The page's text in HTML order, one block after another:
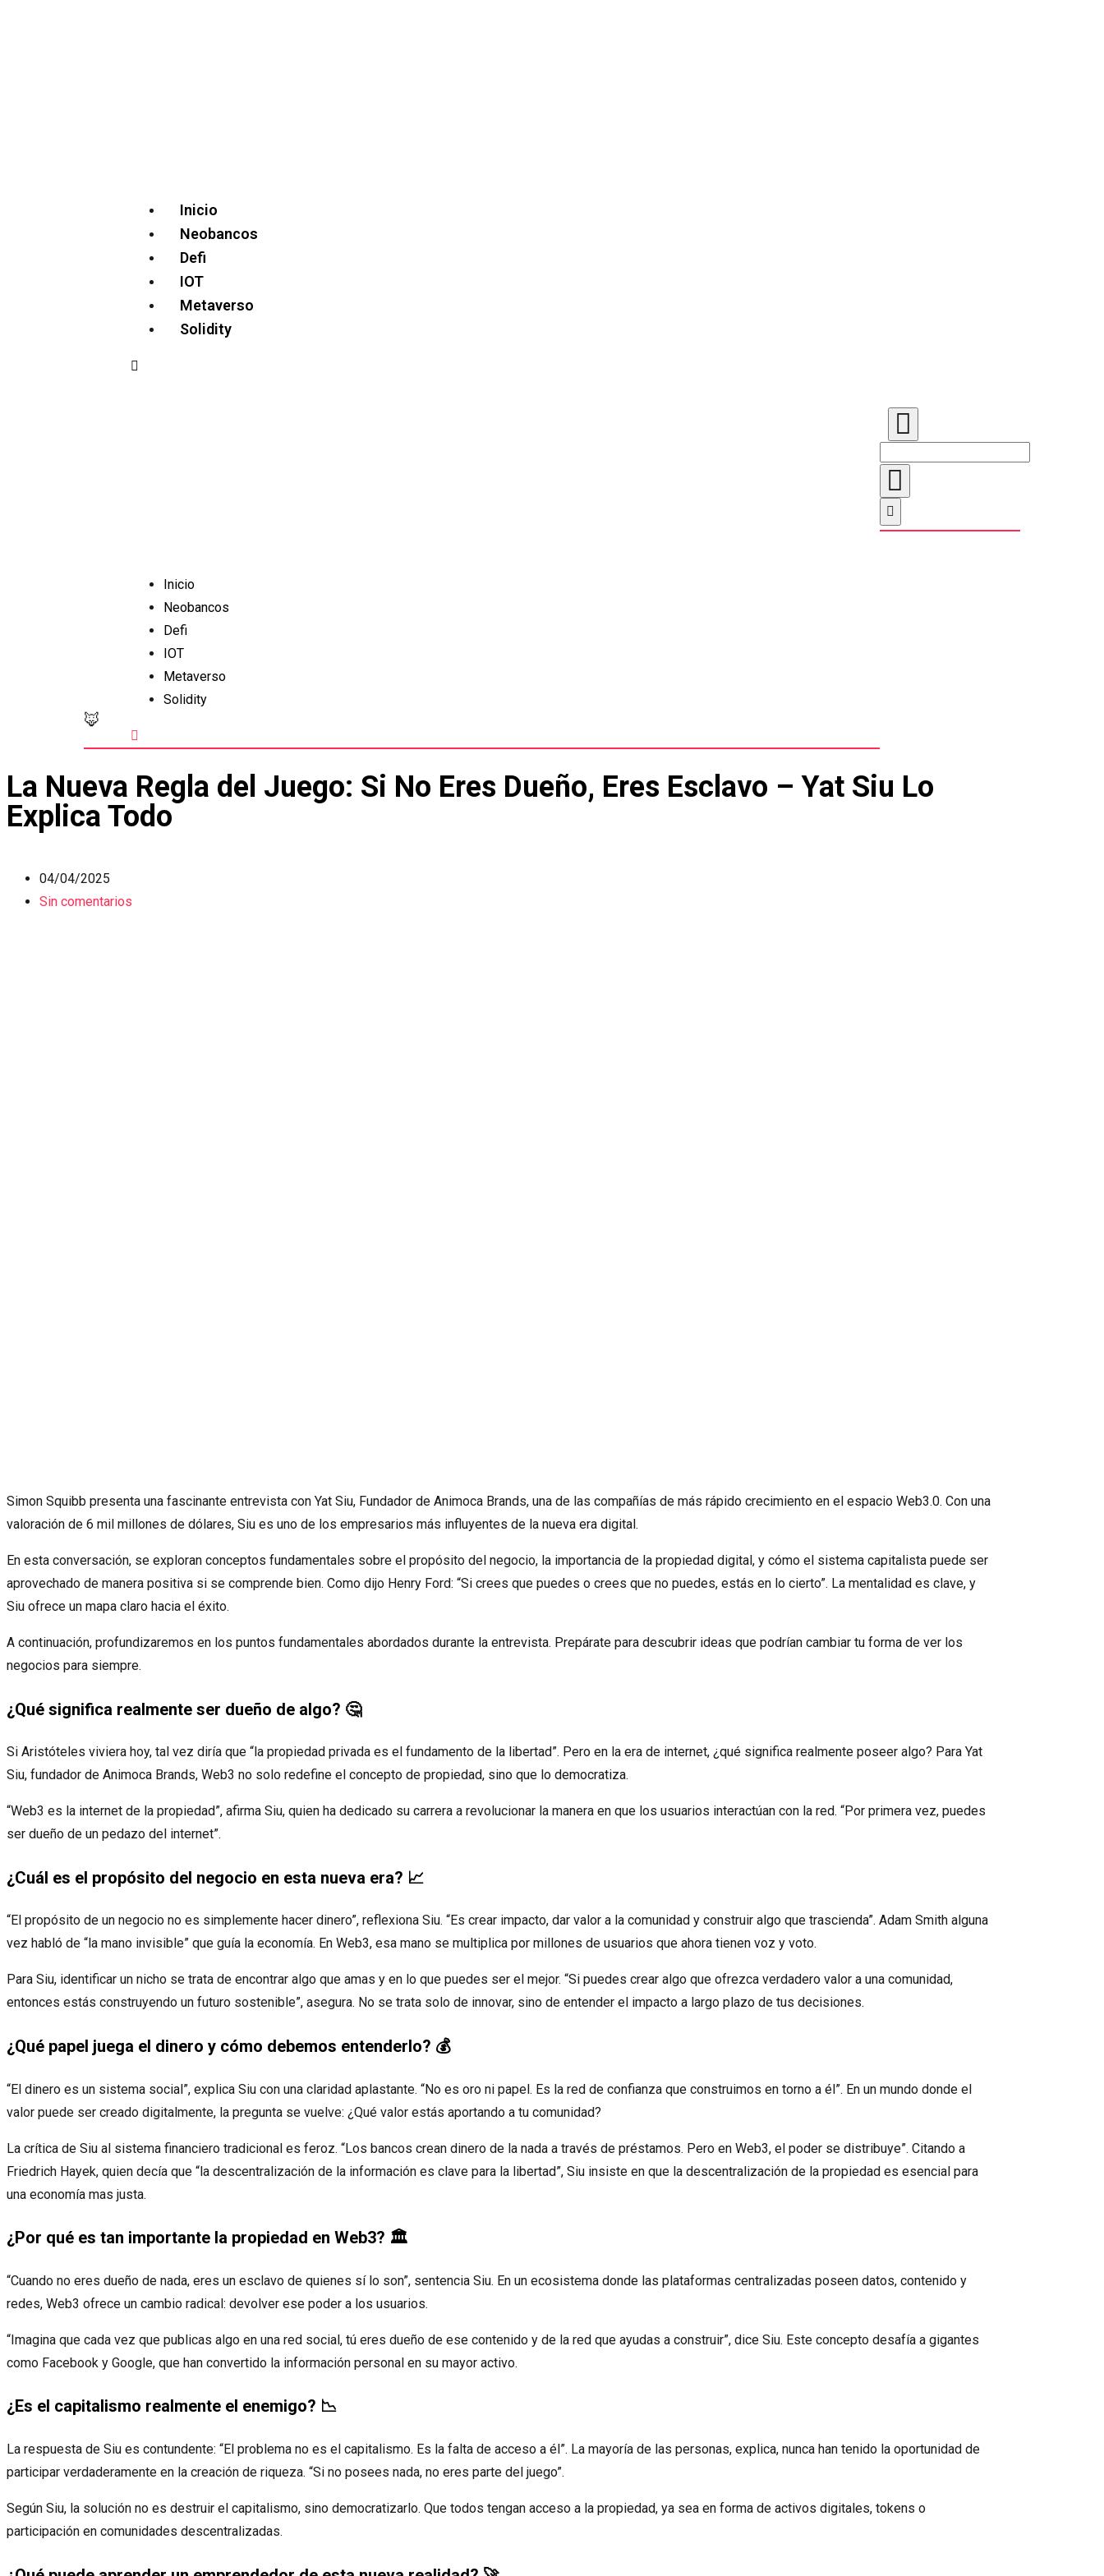
🦊
Inicio
Neobancos
Defi
IOT
Metaverso
Solidity
Inicio
Neobancos
Defi
IOT
Metaverso
Solidity
La Nueva Regla del Juego: Si No Eres Dueño, Eres Esclavo – Yat Siu Lo
Explica Todo
04/04/2025
Sin comentarios
Simon Squibb presenta una fascinante entrevista con Yat Siu, Fundador de Animoca Brands, una de las compañías de más rápido crecimiento en el espacio Web3.0. Con una
valoración de 6 mil millones de dólares, Siu es uno de los empresarios más influyentes de la nueva era digital.
En esta conversación, se exploran conceptos fundamentales sobre el propósito del negocio, la importancia de la propiedad digital, y cómo el sistema capitalista puede ser
aprovechado de manera positiva si se comprende bien. Como dijo Henry Ford: “Si crees que puedes o crees que no puedes, estás en lo cierto”. La mentalidad es clave, y
Siu ofrece un mapa claro hacia el éxito.
A continuación, profundizaremos en los puntos fundamentales abordados durante la entrevista. Prepárate para descubrir ideas que podrían cambiar tu forma de ver los
negocios para siempre.
¿Qué significa realmente ser dueño de algo? 🤔
Si Aristóteles viviera hoy, tal vez diría que “la propiedad privada es el fundamento de la libertad”. Pero en la era de internet, ¿qué significa realmente poseer algo? Para Yat
Siu, fundador de Animoca Brands, Web3 no solo redefine el concepto de propiedad, sino que lo democratiza.
“Web3 es la internet de la propiedad”, afirma Siu, quien ha dedicado su carrera a revolucionar la manera en que los usuarios interactúan con la red. “Por primera vez, puedes
ser dueño de un pedazo del internet”.
¿Cuál es el propósito del negocio en esta nueva era? 📈
“El propósito de un negocio no es simplemente hacer dinero”, reflexiona Siu. “Es crear impacto, dar valor a la comunidad y construir algo que trascienda”. Adam Smith alguna
vez habló de “la mano invisible” que guía la economía. En Web3, esa mano se multiplica por millones de usuarios que ahora tienen voz y voto.
Para Siu, identificar un nicho se trata de encontrar algo que amas y en lo que puedes ser el mejor. “Si puedes crear algo que ofrezca verdadero valor a una comunidad,
entonces estás construyendo un futuro sostenible”, asegura. No se trata solo de innovar, sino de entender el impacto a largo plazo de tus decisiones.
¿Qué papel juega el dinero y cómo debemos entenderlo? 💰
“El dinero es un sistema social”, explica Siu con una claridad aplastante. “No es oro ni papel. Es la red de confianza que construimos en torno a él”. En un mundo donde el
valor puede ser creado digitalmente, la pregunta se vuelve: ¿Qué valor estás aportando a tu comunidad?
La crítica de Siu al sistema financiero tradicional es feroz. “Los bancos crean dinero de la nada a través de préstamos. Pero en Web3, el poder se distribuye”. Citando a
Friedrich Hayek, quien decía que “la descentralización de la información es clave para la libertad”, Siu insiste en que la descentralización de la propiedad es esencial para
una economía mas justa.
¿Por qué es tan importante la propiedad en Web3? 🏛️
“Cuando no eres dueño de nada, eres un esclavo de quienes sí lo son”, sentencia Siu. En un ecosistema donde las plataformas centralizadas poseen datos, contenido y
redes, Web3 ofrece un cambio radical: devolver ese poder a los usuarios.
“Imagina que cada vez que publicas algo en una red social, tú eres dueño de ese contenido y de la red que ayudas a construir”, dice Siu. Este concepto desafía a gigantes
como Facebook y Google, que han convertido la información personal en su mayor activo.
¿Es el capitalismo realmente el enemigo? 📉
La respuesta de Siu es contundente: “El problema no es el capitalismo. Es la falta de acceso a él”. La mayoría de las personas, explica, nunca han tenido la oportunidad de
participar verdaderamente en la creación de riqueza. “Si no posees nada, no eres parte del juego”.
Según Siu, la solución no es destruir el capitalismo, sino democratizarlo. Que todos tengan acceso a la propiedad, ya sea en forma de activos digitales, tokens o
participación en comunidades descentralizadas.